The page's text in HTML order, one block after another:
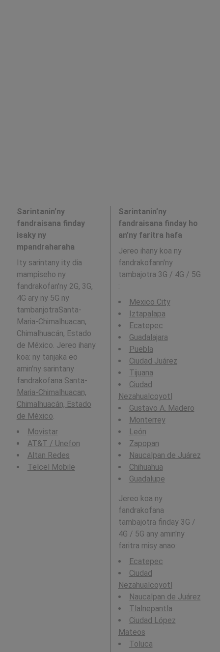
Sarintanin’ny
fandraisana finday
isaky ny
mpandraharaha
Ity sarintany ity dia
mampiseho ny
fandrakofan'ny 2G, 3G,
4G ary ny 5G ny
tambanjotraSanta-
Maria-Chimalhuacan,
Chimalhuacán, Estado
de México. Jereo ihany
koa: ny tanjaka eo
amin'ny sarintany
fandrakofana Santa-
Maria-Chimalhuacan,
Chimalhuacán, Estado
de México.
Movistar
AT&T / Unefon
Altan Redes
Telcel Mobile
Sarintanin’ny
fandraisana finday ho
an’ny faritra hafa
Jereo ihany koa ny
fandrakofann'ny
tambajotra 3G / 4G / 5G
:
Mexico City
Iztapalapa
Ecatepec
Guadalajara
Puebla
Ciudad Juárez
Tijuana
Ciudad
Nezahualcoyotl
Gustavo A. Madero
Monterrey
León
Zapopan
Naucalpan de Juárez
Chihuahua
Guadalupe
Jereo koa ny
fandrakofana
tambajotra finday 3G /
4G / 5G any amin'ny
faritra misy anao:
Ecatepec
Ciudad
Nezahualcoyotl
Naucalpan de Juárez
Tlalnepantla
Ciudad López
Mateos
Toluca